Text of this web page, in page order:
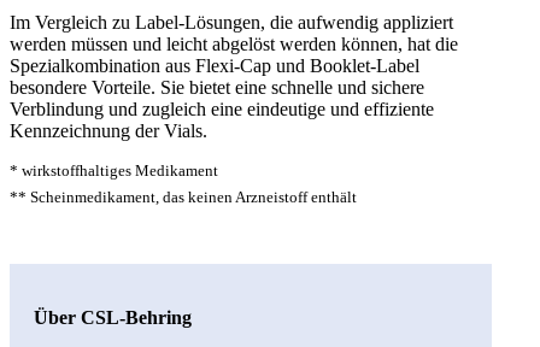
Im Vergleich zu Label-Lösungen, die aufwendig appliziert
werden müssen und leicht abgelöst werden können, hat die
Spezialkombination aus Flexi-Cap und Booklet-Label
besondere Vorteile. Sie bietet eine schnelle und sichere
Verblindung und zugleich eine eindeutige und effiziente
Kennzeichnung der Vials.
* wirkstoffhaltiges Medikament
** Scheinmedikament, das keinen Arzneistoff enthält
Über CSL-Behring